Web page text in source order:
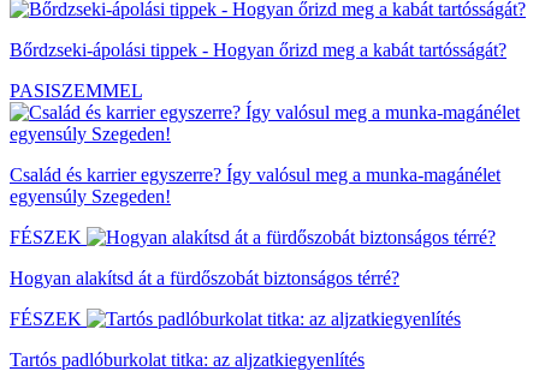
Bőrdzseki-ápolási tippek - Hogyan őrizd meg a kabát tartósságát?
PASISZEMMEL
Család és karrier egyszerre? Így valósul meg a munka-magánélet
egyensúly Szegeden!
FÉSZEK
Hogyan alakítsd át a fürdőszobát biztonságos térré?
FÉSZEK
Tartós padlóburkolat titka: az aljzatkiegyenlítés